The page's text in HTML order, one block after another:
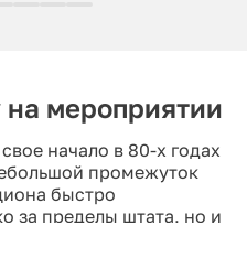
на мероприятии
начало в 80-х годах
промежуток
быстро
за пределы штата, но и
натяжная